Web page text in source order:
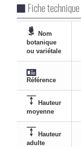
Fiche technique
Nom
botanique
ou variétale
Référence
Hauteur
moyenne
Hauteur
adulte